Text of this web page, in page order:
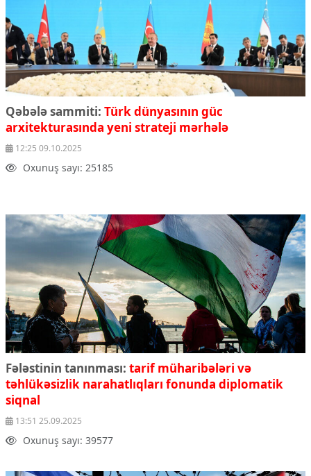
Qəbələ sammiti: Türk dünyasının güc
arxitekturasında yeni strateji mərhələ
12:25 09.10.2025
Oxunuş sayı: 25185
Fələstinin tanınması: tarif müharibələri və
təhlükəsizlik narahatlıqları fonunda diplomatik
siqnal
13:51 25.09.2025
Oxunuş sayı: 39577